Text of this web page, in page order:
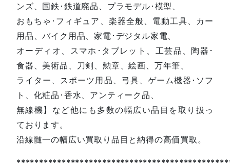
ンズ、国鉄･鉄道廃品、プラモデル･模型、
おもちゃ･フィギュア、楽器全般、電動工具、カー
用品、バイク用品、家電･デジタル家電、
オーディオ、スマホ･タブレット、工芸品、陶器･
食器、美術品、刀剣、勲章、絵画、万年筆、
ライター、スポーツ用品、弓具、ゲーム機器･ソフ
ト、化粧品･香水、アンティーク品、
無線機】など他にも多数の幅広い品目を取り扱っ
ております。
沿線髄一の幅広い買取り品目と納得の高価買取。